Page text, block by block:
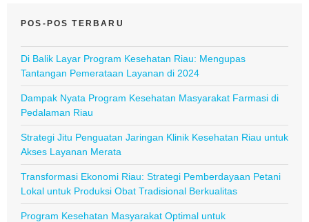
POS-POS TERBARU
Di Balik Layar Program Kesehatan Riau: Mengupas
Tantangan Pemerataan Layanan di 2024
Dampak Nyata Program Kesehatan Masyarakat Farmasi di
Pedalaman Riau
Strategi Jitu Penguatan Jaringan Klinik Kesehatan Riau untuk
Akses Layanan Merata
Transformasi Ekonomi Riau: Strategi Pemberdayaan Petani
Lokal untuk Produksi Obat Tradisional Berkualitas
Program Kesehatan Masyarakat Optimal untuk